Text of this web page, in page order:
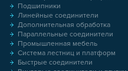
Подшипники
Линейные соединители
Дополнительная обработка
Параллельные соединители
Промышленная мебель
Система лестниц и платформ
Быстрые соединители